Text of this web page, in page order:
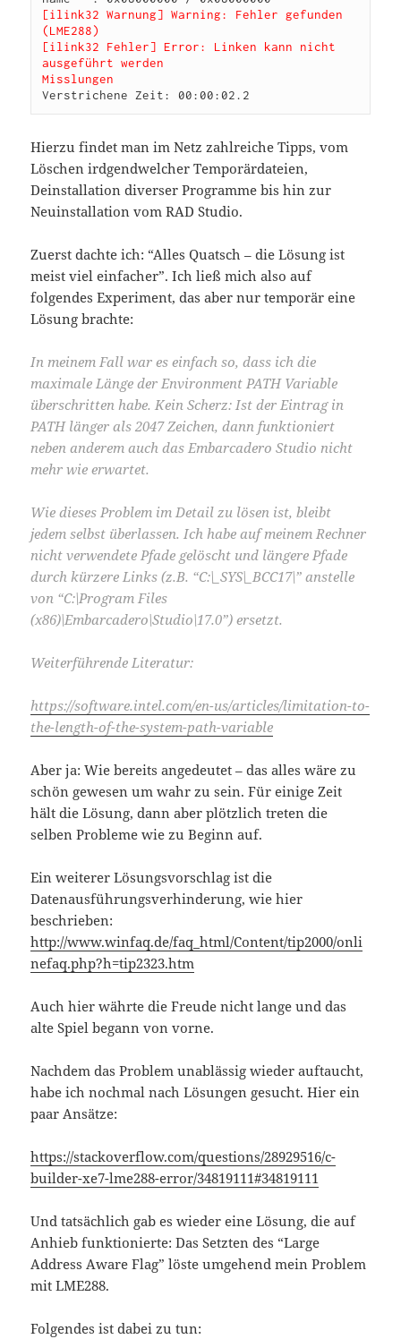
[ilink32 Warnung] Warning: Fehler gefunden
(LME288)
[ilink32 Fehler] Error: Linken kann nicht
ausgeführt werden
Misslungen
Verstrichene Zeit: 00:00:02.2
Hierzu findet man im Netz zahlreiche Tipps, vom
Löschen irdgendwelcher Temporärdateien,
Deinstallation diverser Programme bis hin zur
Neuinstallation vom RAD Studio.
Zuerst dachte ich: “Alles Quatsch – die Lösung ist
meist viel einfacher”. Ich ließ mich also auf
folgendes Experiment, das aber nur temporär eine
Lösung brachte:
In meinem Fall war es einfach so, dass ich die
maximale Länge der Environment PATH Variable
überschritten habe. Kein Scherz: Ist der Eintrag in
PATH länger als 2047 Zeichen, dann funktioniert
neben anderem auch das Embarcadero Studio nicht
mehr wie erwartet.
Wie dieses Problem im Detail zu lösen ist, bleibt
jedem selbst überlassen. Ich habe auf meinem Rechner
nicht verwendete Pfade gelöscht und längere Pfade
durch kürzere Links (z.B. “C:\_SYS\_BCC17\” anstelle
von “C:\Program Files
(x86)\Embarcadero\Studio\17.0”) ersetzt.
Weiterführende Literatur:
https://software.intel.com/en-us/articles/limitation-to-
the-length-of-the-system-path-variable
Aber ja: Wie bereits angedeutet – das alles wäre zu
schön gewesen um wahr zu sein. Für einige Zeit
hält die Lösung, dann aber plötzlich treten die
selben Probleme wie zu Beginn auf.
Ein weiterer Lösungsvorschlag ist die
Datenausführungsverhinderung, wie hier
beschrieben:
http://www.winfaq.de/faq_html/Content/tip2000/onli
nefaq.php?h=tip2323.htm
Auch hier währte die Freude nicht lange und das
alte Spiel begann von vorne.
Nachdem das Problem unablässig wieder auftaucht,
habe ich nochmal nach Lösungen gesucht. Hier ein
paar Ansätze:
https://stackoverflow.com/questions/28929516/c-
builder-xe7-lme288-error/34819111#34819111
Und tatsächlich gab es wieder eine Lösung, die auf
Anhieb funktionierte: Das Setzten des “Large
Address Aware Flag” löste umgehend mein Problem
mit LME288.
Folgendes ist dabei zu tun: